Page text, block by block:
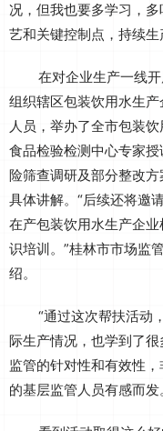
况，但我也要多学习，
艺和关键控制点，持续
在对企业生产一线
组织辖区包装饮用水生
人员，举办了全市包装
食品检验检测中心专家
险筛查调研及部分整改
具体讲解。“后续还将邀
在产包装饮用水生产企
识培训。”桂林市市场监
绍。
“通过这次帮扶活动
际生产情况，也学到了
监管的针对性和有效性
的基层监管人员有感而发